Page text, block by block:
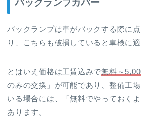
バックランプカバー
バックランプは車がバックする際に
り、こちらも破損していると車検に
とはいえ価格は工賃込みで無料～
のみの交換」が可能であり、整備工
いる場合には、「無料でやっておく
あります。